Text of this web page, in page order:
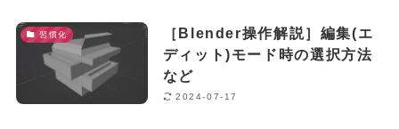
習慣化
［Blender操作解説］編集(エ
ディット)モード時の選択方法
など
2024-07-17